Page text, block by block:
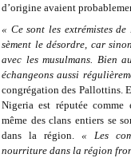
d’origine avaient
« Ce sont les extrémistes
sèment le désordre, car
avec les musulmans. Bien
échangeons aussi
congrégation des Pallottins.
Nigeria est réputée comme
même des clans entiers se
dans la région. « Les
nourriture dans la région